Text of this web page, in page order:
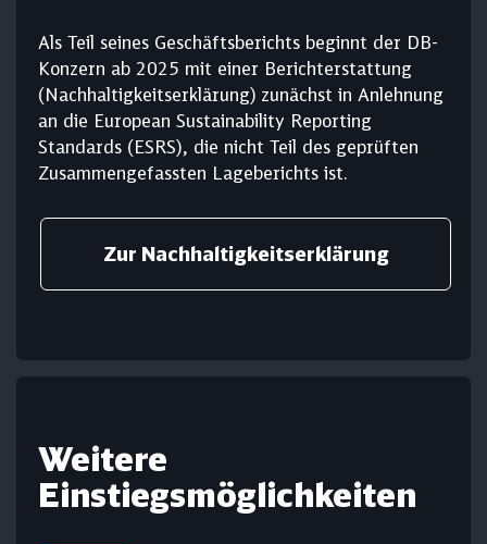
Als Teil seines Geschäftsberichts beginnt der DB-
Konzern ab 2025 mit einer Berichterstattung
(Nach­haltig­keits­er­klärung) zunächst in Anlehnung
an die European Sustainability Reporting
Standards (ESRS), die nicht Teil des geprüften
Zusammengefassten Lageberichts ist.
Zur Nach­haltig­keits­er­klärung
Weitere
Einstiegs­möglichkeiten